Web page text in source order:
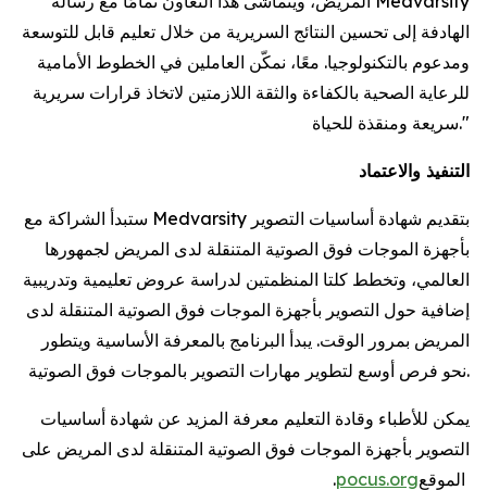
الهادفة إلى تحسين النتائج السريرية من خلال تعليم قابل للتوسعة
ومدعوم بالتكنولوجيا. معًا، نمكّن العاملين في الخطوط الأمامية
للرعاية الصحية بالكفاءة والثقة اللازمتين لاتخاذ قرارات سريرية
سريعة ومنقذة للحياة."
التنفيذ والاعتماد
ستبدأ الشراكة مع Medvarsity بتقديم شهادة أساسيات التصوير
بأجهزة الموجات فوق الصوتية المتنقلة لدى المريض لجمهورها
العالمي، وتخطط كلتا المنظمتين لدراسة عروض تعليمية وتدريبية
إضافية حول التصوير بأجهزة الموجات فوق الصوتية المتنقلة لدى
المريض بمرور الوقت. يبدأ البرنامج بالمعرفة الأساسية ويتطور
نحو فرص أوسع لتطوير مهارات التصوير بالموجات فوق الصوتية.
يمكن للأطباء وقادة التعليم معرفة المزيد عن شهادة أساسيات
التصوير بأجهزة الموجات فوق الصوتية المتنقلة لدى المريض على
pocus.org
.